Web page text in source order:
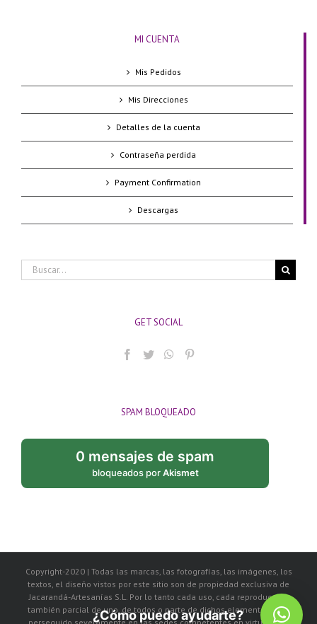
MI CUENTA
Mis Pedidos
Mis Direcciones
Detalles de la cuenta
Contraseña perdida
Payment Confirmation
Descargas
Buscar:
GET SOCIAL
SPAM BLOQUEADO
0 mensajes de spam
bloqueados porAkismet
Copyright-2020 | Todas las marcas, las fotografías, las imágenes, los
textos, el diseño vistos por este sitio son de propiedad exclusiva de
Jacarandá-Artesanías S.L. Por lo tanto cada uso, cada reproducción
también parcial de uno, de todos o parte de dichos elementos, será
¿Cómo puedo ayudarte?